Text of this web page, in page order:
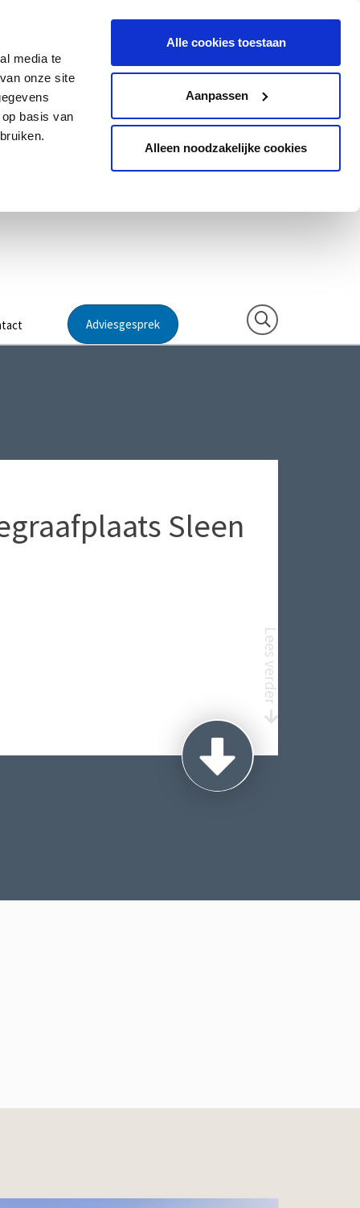
media te
onze site
basis van
Alle cookies toestaan
Aanpassen
Alleen noodzakelijke cookies
Adviesgesprek
Sleen
Lees verder